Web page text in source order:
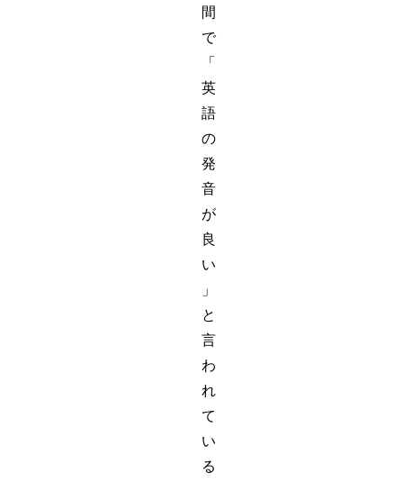
間
で
「
英
語
の
発
音
が
良
い
」
と
言
わ
れ
て
い
る